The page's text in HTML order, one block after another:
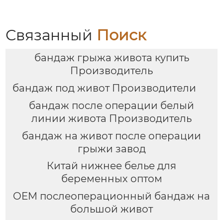
косточек, против
провисания
Связанный Поиск
бандаж грыжа живота купить
Производитель
бандаж под живот Производители
бандаж после операции белый
линии живота Производитель
бандаж на живот после операции
грыжи завод
Китай нижнее белье для
беременных оптом
OEM послеоперационный бандаж на
большой живот